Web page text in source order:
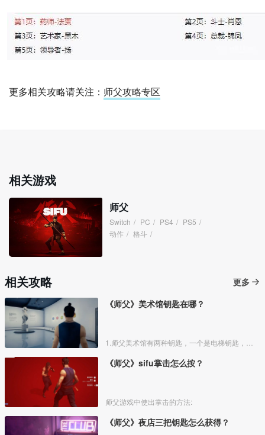
更多相关攻略请关注： 师父攻略专区
相关游戏
师父
Switch / PC / PS4 / PS5 /
动作 / 格斗 /
相关攻略
更多
《师父》美术馆钥匙在哪？
《师父》sifu掌击怎么按？
师父游戏中使出掌击的方法:
《师父》夜店三把钥匙怎么获得？